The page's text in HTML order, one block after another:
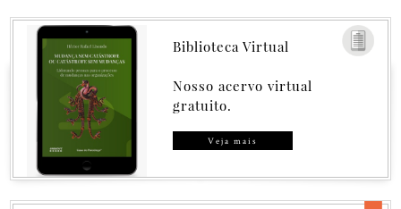
Biblioteca Virtual
Nosso acervo virtual
gratuito.
Veja mais